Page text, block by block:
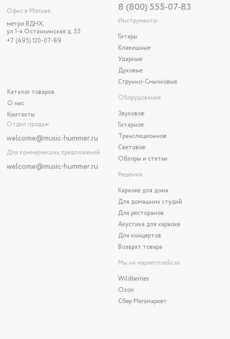
Офис в Москве:
метро ВДНХ,
ул 1-я Останкинская д. 55
+7 (495) 120-07-89
Каталог товаров
О нас
Контакты
Отдел продаж
welcome@music-hummer.ru
Для коммерческих предложений
welcome@music-hummer.ru
8 (800) 555-07-83
Инструменты
Гитары
Клавишные
Ударные
Духовые
Струнно-Смычковые
Оборудование
Звуковое
Гитарное
Трансляционное
Световое
Обзоры и статьи
Решения
Караоке для дома
Для домашних студий
Для ресторанов
Акустика для караоке
Для концертов
Возврат товара
Мы на маркетплейсах
Wildberries
Ozon
Сбер Мегамаркет